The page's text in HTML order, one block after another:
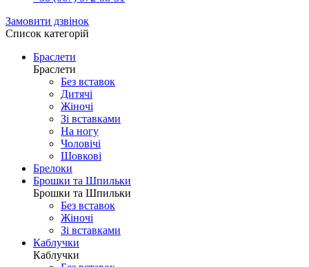
Замовити дзвінок
Список категорій
Браслети
Браслети
Без вставок
Дитячі
Жіночі
Зі вставками
На ногу
Чоловічі
Шовковi
Брелоки
Брошки та Шпильки
Брошки та Шпильки
Без вставок
Жіночі
Зі вставками
Каблучки
Каблучки